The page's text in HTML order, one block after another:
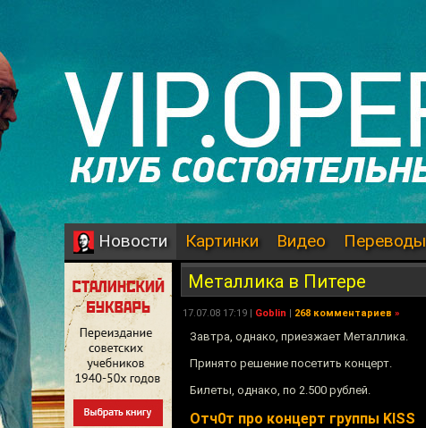
Новости Картинки Видео Переводы
Металлика в Питере
17.07.08 17:19 | Goblin | 268 комментариев »
Завтра, однако, приезжает Металлика.
Принято решение посетить концерт.
Билеты, однако, по 2.500 рублей.
Отч0т про концерт группы KISS